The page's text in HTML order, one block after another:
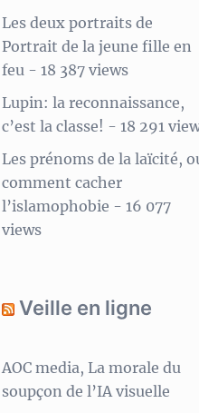
Les deux portraits de
Portrait de la jeune fille en
feu - 18 387 views
Lupin: la reconnaissance,
c’est la classe! - 18 291
Les prénoms de la laïcité,
comment cacher
l’islamophobie - 16 077
views
Veille en ligne
AOC media, La morale du
soupçon de l’IA visuelle